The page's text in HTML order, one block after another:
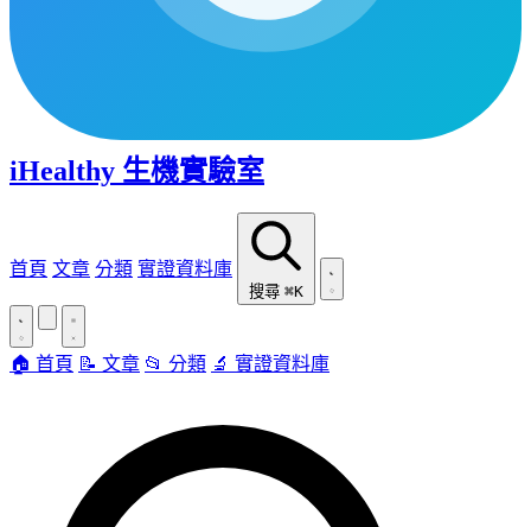
iHealthy 生機實驗室
首頁 文章 分類 實證資料庫
搜尋 ⌘K
🏠 首頁 📝 文章 📂 分類 🔬 實證資料庫